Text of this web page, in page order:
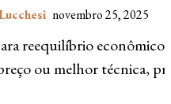
novembro 25, 2025
reequilíbrio
ou melhor técnica,